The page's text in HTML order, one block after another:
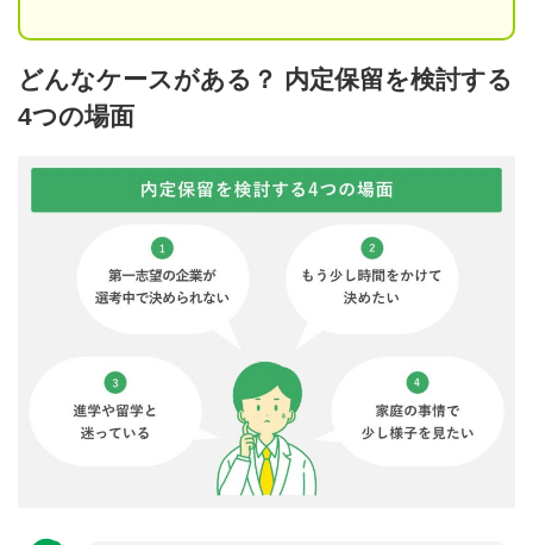
どんなケースがある？ 内定保留を検討する
4つの場面